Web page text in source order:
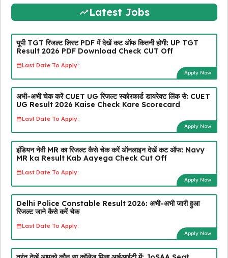
Latest Jobs
यूपी TGT रिजल्ट लिस्ट PDF में देखें कट ऑफ कितनी होगी: UP TGT
Result 2026 PDF Download Check CUT Off
Last Date To Apply:
Apply Now
अभी-अभी चेक करें CUET UG रिजल्ट स्कोरकार्ड डायरेक्ट लिंक से: CUET
UG Result 2026 Kaise Check Kare Scorecard
Last Date To Apply:
Apply Now
इंडियन नेवी MR का रिजल्ट कैसे चेक करें ऑनलाइन देखें कट ऑफ: Navy
MR ka Result Kab Aayega Check Cut Off
Last Date To Apply:
Apply Now
Delhi Police Constable Result 2026: अभी-अभी जारी हुआ
रिजल्ट जाने कैसे करें चेक
Last Date To Apply:
Apply Now